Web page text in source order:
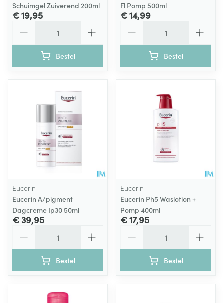
Schuimgel Zuiverend 200ml
€ 19,95
Bestel
Fl Pomp 500ml
€ 14,99
Bestel
Eucerin
Eucerin A/pigment
Dagcreme Ip30 50ml
€ 39,95
Bestel
Eucerin
Eucerin Ph5 Waslotion +
Pomp 400ml
€ 17,95
Bestel